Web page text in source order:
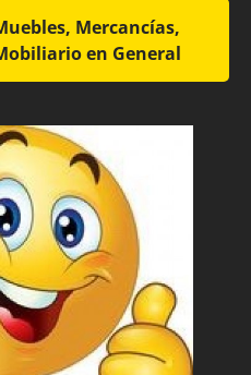
Mercancías,
en General